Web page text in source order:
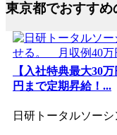
東京都でおすすめ
【入社特典最大30
円まで定期昇給！...
日研トータルソー